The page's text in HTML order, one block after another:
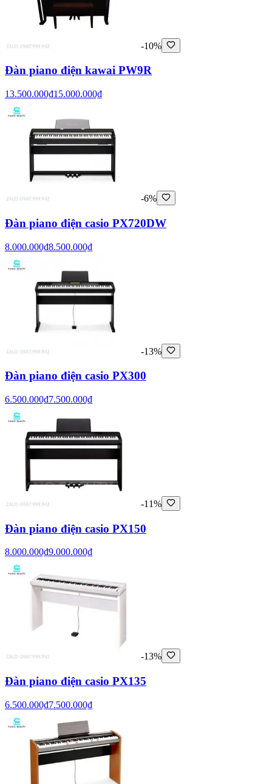
-10%
Đàn piano điện kawai PW9R
13.500.000₫15.000.000₫
-6%
Đàn piano điện casio PX720DW
8.000.000₫8.500.000₫
-13%
Đàn piano điện casio PX300
6.500.000₫7.500.000₫
-11%
Đàn piano điện casio PX150
8.000.000₫9.000.000₫
-13%
Đàn piano điện casio PX135
6.500.000₫7.500.000₫